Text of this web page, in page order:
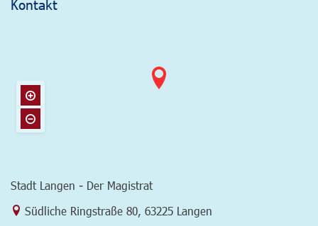
Kontakt
Stadt Langen - Der Magistrat
Link zur Google-Maps Navigation
Südliche Ringstraße 80, 63225 Langen